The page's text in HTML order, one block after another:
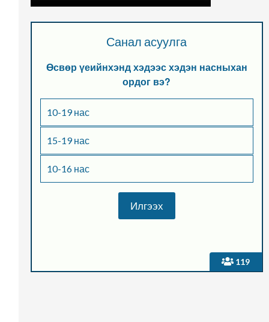
119
Санал асуулга
Өсвөр үеийнхэнд хэдээс хэдэн насныхан
ордог вэ?
10-19 нас
15-19 нас
10-16 нас